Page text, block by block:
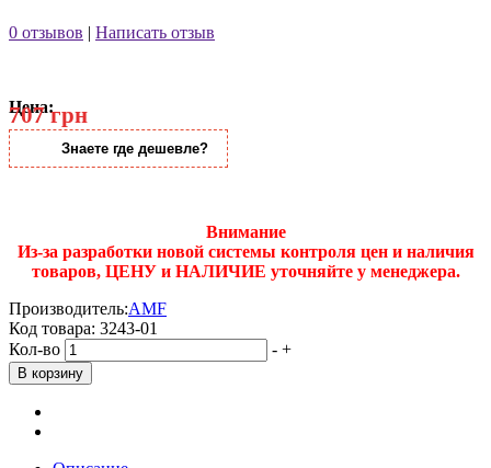
0 отзывов | Написать отзыв
Цена:
707 грн
Знаете где дешевле?
Внимание
Из-за разработки новой системы контроля цен и наличия
товаров, ЦЕНУ и НАЛИЧИЕ уточняйте у менеджера.
Производитель:AMF
Код товара: 3243-01
Кол-во
- +